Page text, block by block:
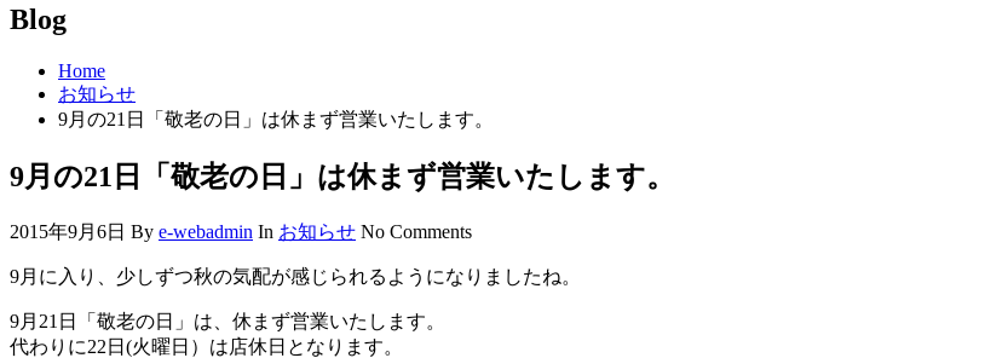
Blog
Home
お知らせ
9月の21日「敬老の日」は休まず営業いたします。
9月の21日「敬老の日」は休まず営業いたします。
2015年9月6日 By e-webadmin In お知らせ No Comments
9月に入り、少しずつ秋の気配が感じられるようになりましたね。
9月21日「敬老の日」は、休まず営業いたします。
代わりに22日(火曜日）は店休日となります。